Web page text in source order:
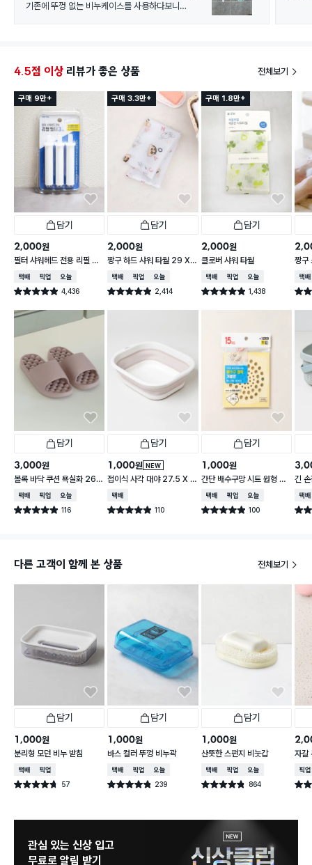
기존에 뚜껑 없는 비누케이스를 사용하다보니
4.5점 이상 리뷰가 좋은 상품 전체보기
구매 9만+
담기
2,000원
필터 샤워헤드 전용 리필 필
터 3개입
택배배송매장픽업오늘배송
별점 4.9점 4,436
건 작성
구매 3.3만+
담기
2,000원
짱구 하드 샤워 타월 29 X
95 cm
택배배송매장픽업오늘배송
별점 4.9점 2,414
건 작성
구매 1.8만+
담기
2,000원
클로버 샤워 타월
택배배송매장픽업오늘배송
별점 4.9점 1,438
건 작성
짱구
X
택배
별점
담기
3,000원
볼록 바닥 쿠션 욕실화 260
~280 mm
택배배송매장픽업오늘배송
별점 4.9점 116
건 작성
담기
NEW
1,000원
접이식 사각 대야 27.5 X 2
3 cm
택배배송
별점 4.9점 110
건 작성
담기
1,000원
간단 배수구망 시트 원형 중
형 15매입
택배배송매장픽업오늘배송
별점 4.9점 100
건 작성
긴
택배
별점
다른 고객이 함께 본 상품 전체보기
담기
1,000원
분리형 모던 비누 받침
택배배송매장픽업
별점 4.7점 57
건 작성
담기
1,000원
바스 컬러 뚜껑 비누곽
택배배송매장픽업오늘배송
별점 4.8점 239
건 작성
담기
1,000원
산뜻한 스펀지 비눗갑
택배배송매장픽업오늘배송
별점 4.8점 864
건 작성
자갈
매장
별점
관심 있는 신상 입고
무료로 알림 받기